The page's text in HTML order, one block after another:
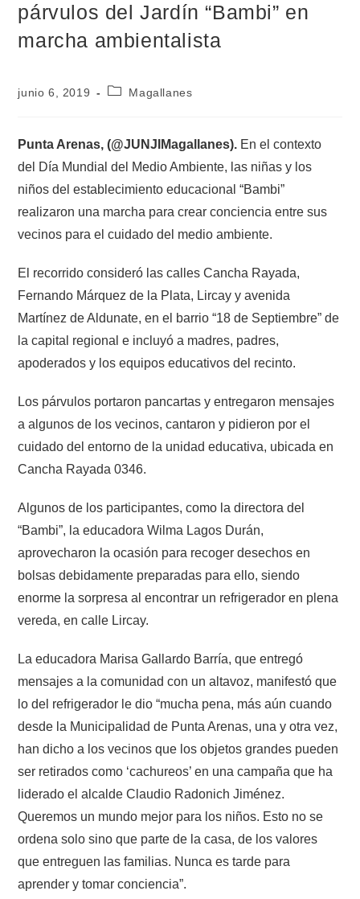
párvulos del Jardín “Bambi” en
marcha ambientalista
junio 6, 2019 Magallanes
Punta Arenas, (@JUNJIMagallanes). En el contexto
del Día Mundial del Medio Ambiente, las niñas y los
niños del establecimiento educacional “Bambi”
realizaron una marcha para crear conciencia entre sus
vecinos para el cuidado del medio ambiente.
El recorrido consideró las calles Cancha Rayada,
Fernando Márquez de la Plata, Lircay y avenida
Martínez de Aldunate, en el barrio “18 de Septiembre” de
la capital regional e incluyó a madres, padres,
apoderados y los equipos educativos del recinto.
Los párvulos portaron pancartas y entregaron mensajes
a algunos de los vecinos, cantaron y pidieron por el
cuidado del entorno de la unidad educativa, ubicada en
Cancha Rayada 0346.
Algunos de los participantes, como la directora del
“Bambi”, la educadora Wilma Lagos Durán,
aprovecharon la ocasión para recoger desechos en
bolsas debidamente preparadas para ello, siendo
enorme la sorpresa al encontrar un refrigerador en plena
vereda, en calle Lircay.
La educadora Marisa Gallardo Barría, que entregó
mensajes a la comunidad con un altavoz, manifestó que
lo del refrigerador le dio “mucha pena, más aún cuando
desde la Municipalidad de Punta Arenas, una y otra vez,
han dicho a los vecinos que los objetos grandes pueden
ser retirados como ‘cachureos’ en una campaña que ha
liderado el alcalde Claudio Radonich Jiménez.
Queremos un mundo mejor para los niños. Esto no se
ordena solo sino que parte de la casa, de los valores
que entreguen las familias. Nunca es tarde para
aprender y tomar conciencia”.